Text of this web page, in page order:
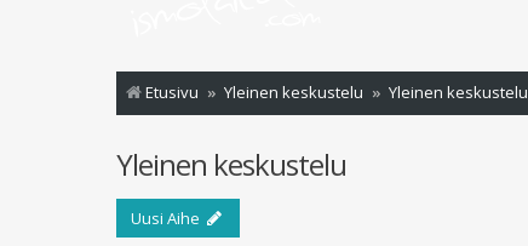
Etusivu Yleinen keskustelu Yleinen keskustelu
Yleinen keskustelu
Uusi Aihe